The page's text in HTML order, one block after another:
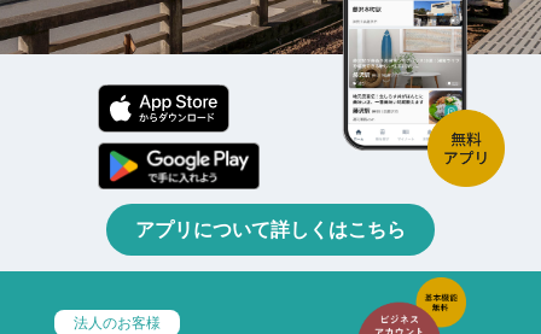
アプリについて詳しくはこちら
法人のお客様